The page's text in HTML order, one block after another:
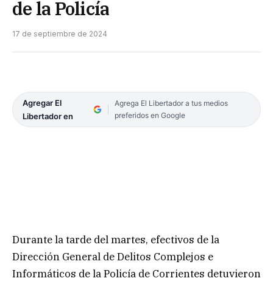
de la Policía
17 de septiembre de 2024
Agregar El
Libertador en
Agrega El Libertador a tus medios
preferidos en Google
Durante la tarde del martes, efectivos de la
Dirección General de Delitos Complejos e
Informáticos de la Policía de Corrientes detuvieron